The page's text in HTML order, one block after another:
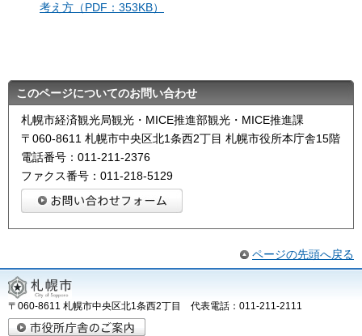
考え方（PDF：353KB）
このページについてのお問い合わせ
札幌市経済観光局観光・MICE推進部観光・MICE推進課
〒060-8611 札幌市中央区北1条西2丁目 札幌市役所本庁舎15階
電話番号：011-211-2376
ファクス番号：011-218-5129
ページの先頭へ戻る
〒060-8611 札幌市中央区北1条西2丁目 代表電話：011-211-2111